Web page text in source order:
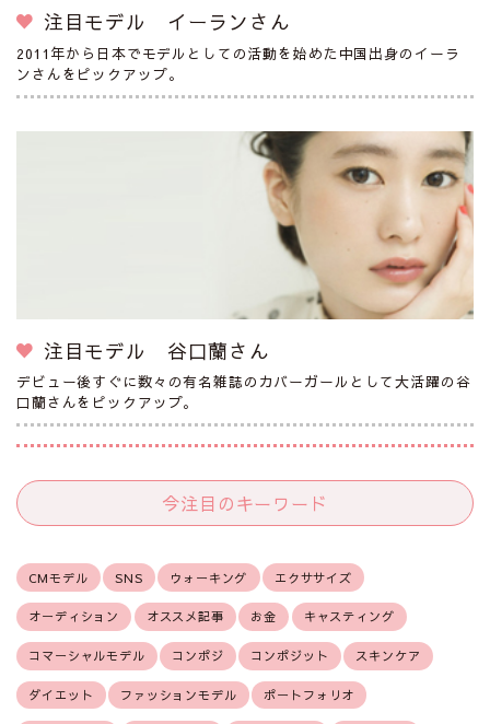
注目モデル イーランさん
2011年から日本でモデルとしての活動を始めた中国出身のイーラ
ンさんをピックアップ。
注目モデル 谷口蘭さん
デビュー後すぐに数々の有名雑誌のカバーガールとして大活躍の谷
口蘭さんをピックアップ。
今注目のキーワード
CMモデル SNS ウォーキング エクササイズ
オーディション オススメ記事 お金 キャスティング
コマーシャルモデル コンポジ コンポジット スキンケア
ダイエット ファッションモデル ポートフォリオ